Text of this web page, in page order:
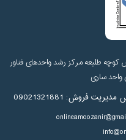
کوچه طلیعه مرکز رشد واحدهای فناور
واحد ساری
مدیریت فروش: 09021321881